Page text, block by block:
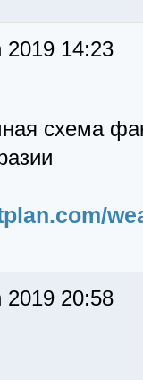
2019 14:23
схема
2019 20:58